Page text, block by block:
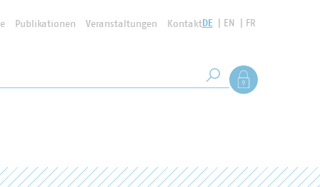
Publikationen Veranstaltungen KontaktDE EN FR
Suche starten
Als Mitglied